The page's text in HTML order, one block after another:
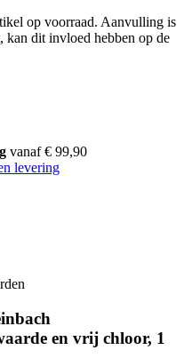
op voorraad. Aanvulling is
kan dit invloed hebben op de
vanaf € 99,90
levering
en vrij chloor, 1